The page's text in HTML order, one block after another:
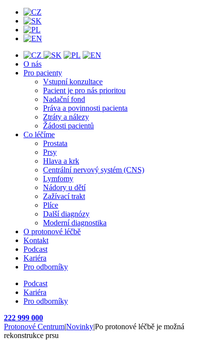
O nás
Pro pacienty
Vstupní konzultace
Pacient je pro nás prioritou
Nadační fond
Práva a povinnosti pacienta
Ztráty a nálezy
Žádosti pacientů
Co léčíme
Prostata
Prsy
Hlava a krk
Centrální nervový systém (CNS)
Lymfomy
Nádory u dětí
Zažívací trakt
Plíce
Další diagnózy
Moderní diagnostika
O protonové léčbě
Kontakt
Podcast
Kariéra
Pro odborníky
Podcast
Kariéra
Pro odborníky
222 999 000
Protonové Centrum|Novinky|Po protonové léčbě je možná
rekonstrukce prsu